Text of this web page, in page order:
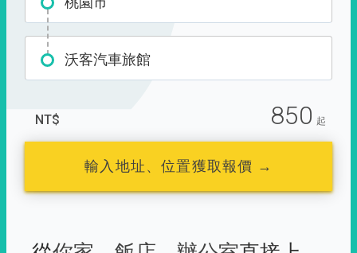
沃客汽車旅館
NT$ 850 起
輸入地址、位置獲取報價 →